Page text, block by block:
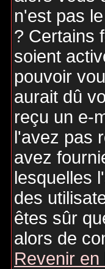
n'est pas
? Certains
soient
pouvoir
aurait dû
reçu un e-
l'avez pas
avez
lesquelles
des
êtes sûr
alors de
Revenir en